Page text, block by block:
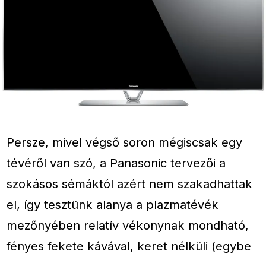
Persze, mivel végső soron mégiscsak egy
tévéről van szó, a Panasonic tervezői a
szokásos sémáktól azért nem szakadhattak
el, így tesztünk alanya a plazmatévék
mezőnyében relatív vékonynak mondható,
fényes fekete kávával, keret nélküli (egybe